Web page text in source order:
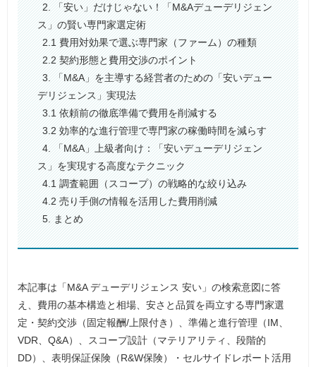
2. 「安い」だけじゃない！「M&Aデューデリジェン
ス」の賢い専門家選定術
2.1 費用対効果で選ぶ専門家（ファーム）の種類
2.2 契約形態と費用交渉のポイント
3. 「M&A」を主導する経営者のための「安いデュー
デリジェンス」実現法
3.1 依頼前の徹底準備で費用を削減する
3.2 効率的な進行管理で専門家の稼働時間を減らす
4. 「M&A」上級者向け：「安いデューデリジェン
ス」を実現する高度なテクニック
4.1 調査範囲（スコープ）の戦略的な絞り込み
4.2 売り手側の情報を活用した費用削減
5. まとめ
本記事は「M&A デューデリジェンス 安い」の検索意図に答
え、費用の基本構造と相場、安さと品質を両立する専門家選
定・契約交渉（固定報酬/上限付き）、準備と進行管理（IM、
VDR、Q&A）、スコープ設計（マテリアリティ、段階的
DD）、表明保証保険（R&W保険）・セルサイドレポート活用